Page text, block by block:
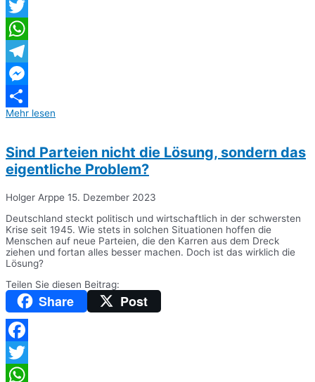
Facebook
Twitter
WhatsApp
Telegram
Messenger
Teilen
Mehr lesen
Sind Parteien nicht die Lösung, sondern das
eigentliche Problem?
Holger Arppe 15. Dezember 2023
Deutschland steckt politisch und wirtschaftlich in der schwersten
Krise seit 1945. Wie stets in solchen Situationen hoffen die
Menschen auf neue Parteien, die den Karren aus dem Dreck
ziehen und fortan alles besser machen. Doch ist das wirklich die
Lösung?
Teilen Sie diesen Beitrag:
Share Post
Facebook
Twitter